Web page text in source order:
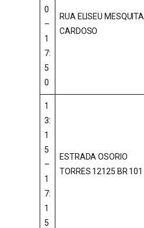
0
–
1
7:
5
0
RUA ELISEU MESQUITA
CARDOSO
1
3:
1
5
–
1
7:
1
5
ESTRADA OSORIO
TORRES 12125 BR 101